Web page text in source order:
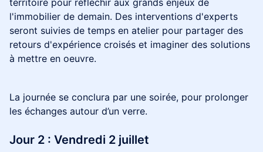
territoire pour réflechir aux grands enjeux de
l'immobilier de demain. Des interventions d'experts
seront suivies de temps en atelier pour partager des
retours d'expérience croisés et imaginer des solutions
à mettre en oeuvre.
La journée se conclura par une soirée, pour prolonger
les échanges autour d’un verre.
Jour 2 : Vendredi 2 juillet